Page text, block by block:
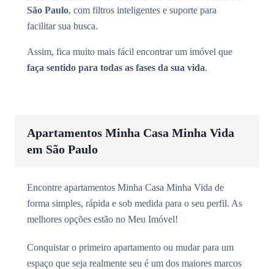
São Paulo, com filtros inteligentes e suporte para
facilitar sua busca.
Assim, fica muito mais fácil encontrar um imóvel que
faça sentido para todas as fases da sua vida.
Apartamentos Minha Casa Minha Vida
em São Paulo
Encontre apartamentos Minha Casa Minha Vida de
forma simples, rápida e sob medida para o seu perfil. As
melhores opções estão no Meu Imóvel!
Conquistar o primeiro apartamento ou mudar para um
espaço que seja realmente seu é um dos maiores marcos